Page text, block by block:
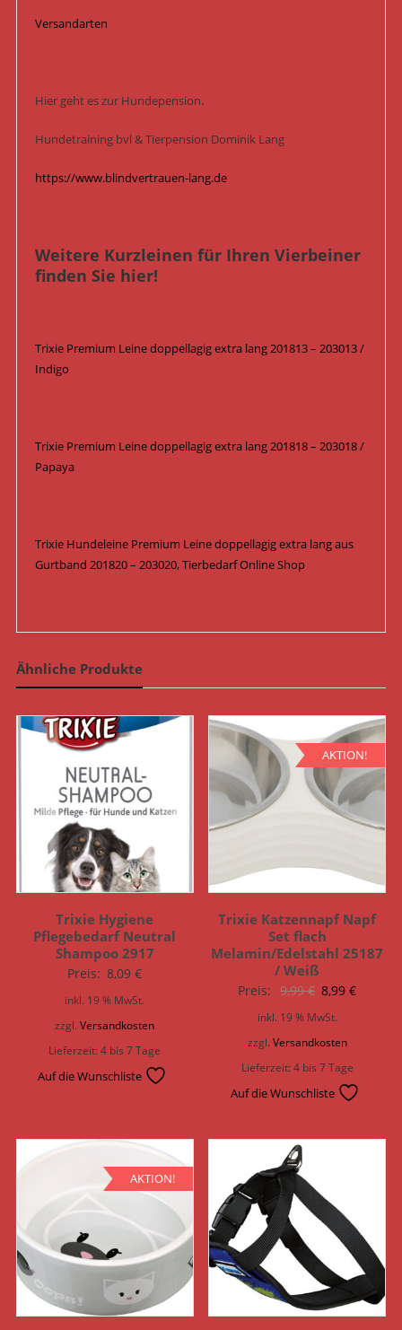
Versandarten
Hier geht es zur Hundepension.
Hundetraining bvl & Tierpension Dominik Lang
https://www.blindvertrauen-lang.de
Weitere Kurzleinen für Ihren Vierbeiner
finden Sie hier!
Trixie Premium Leine doppellagig extra lang 201813 – 203013 /
Indigo
Trixie Premium Leine doppellagig extra lang 201818 – 203018 /
Papaya
Trixie Hundeleine Premium Leine doppellagig extra lang aus
Gurtband 201820 – 203020, Tierbedarf Online Shop
Ähnliche Produkte
Trixie Hygiene
Pflegebedarf Neutral
Shampoo 2917
Preis: 8,09€
inkl. 19 % MwSt.
zzgl.Versandkosten
Lieferzeit:4 bis 7 Tage
Auf die Wunschliste
AKTION!
Trixie Katzennapf Napf
Set flach
Melamin/Edelstahl 25187
/ Weiß
Preis: 9,99€
Preis
8,99€
inkl. 19 % MwSt.
zzgl. Versandkosten
Lieferzeit:4 bis 7 Tage
Auf die Wunschliste
AKTION!